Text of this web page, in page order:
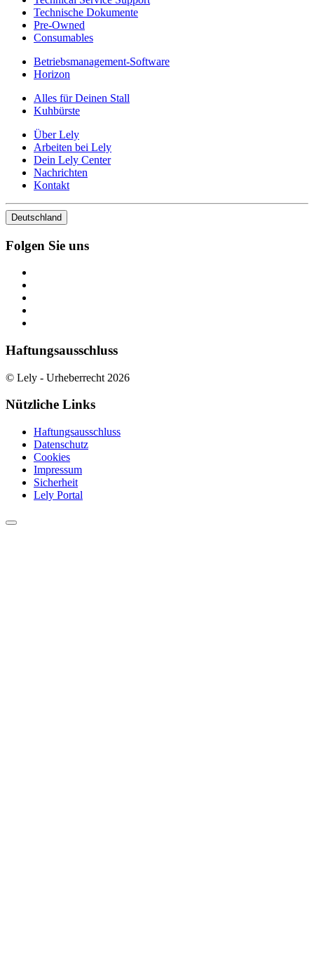
Technische Dokumente
Pre-Owned
Consumables
Betriebsmanagement-Software
Horizon
Alles für Deinen Stall
Kuhbürste
Über Lely
Arbeiten bei Lely
Dein Lely Center
Nachrichten
Kontakt
Deutschland
Folgen Sie uns
Haftungsausschluss
© Lely - Urheberrecht 2026
Nützliche Links
Haftungsausschluss
Datenschutz
Cookies
Impressum
Sicherheit
Lely Portal